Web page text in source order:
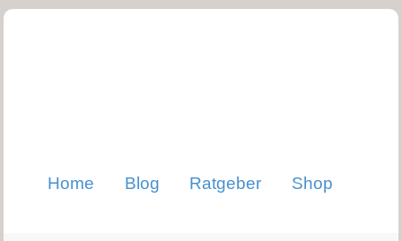
Home Blog Ratgeber Shop